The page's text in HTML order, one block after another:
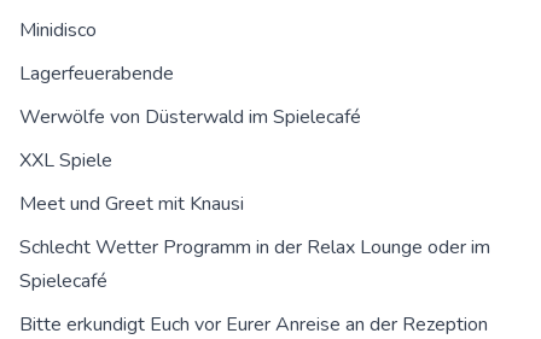
Minidisco
Lagerfeuerabende
Werwölfe von Düsterwald im Spielecafé
XXL Spiele
Meet und Greet mit Knausi
Schlecht Wetter Programm in der Relax Lounge oder im
Spielecafé
Bitte erkundigt Euch vor Eurer Anreise an der Rezeption